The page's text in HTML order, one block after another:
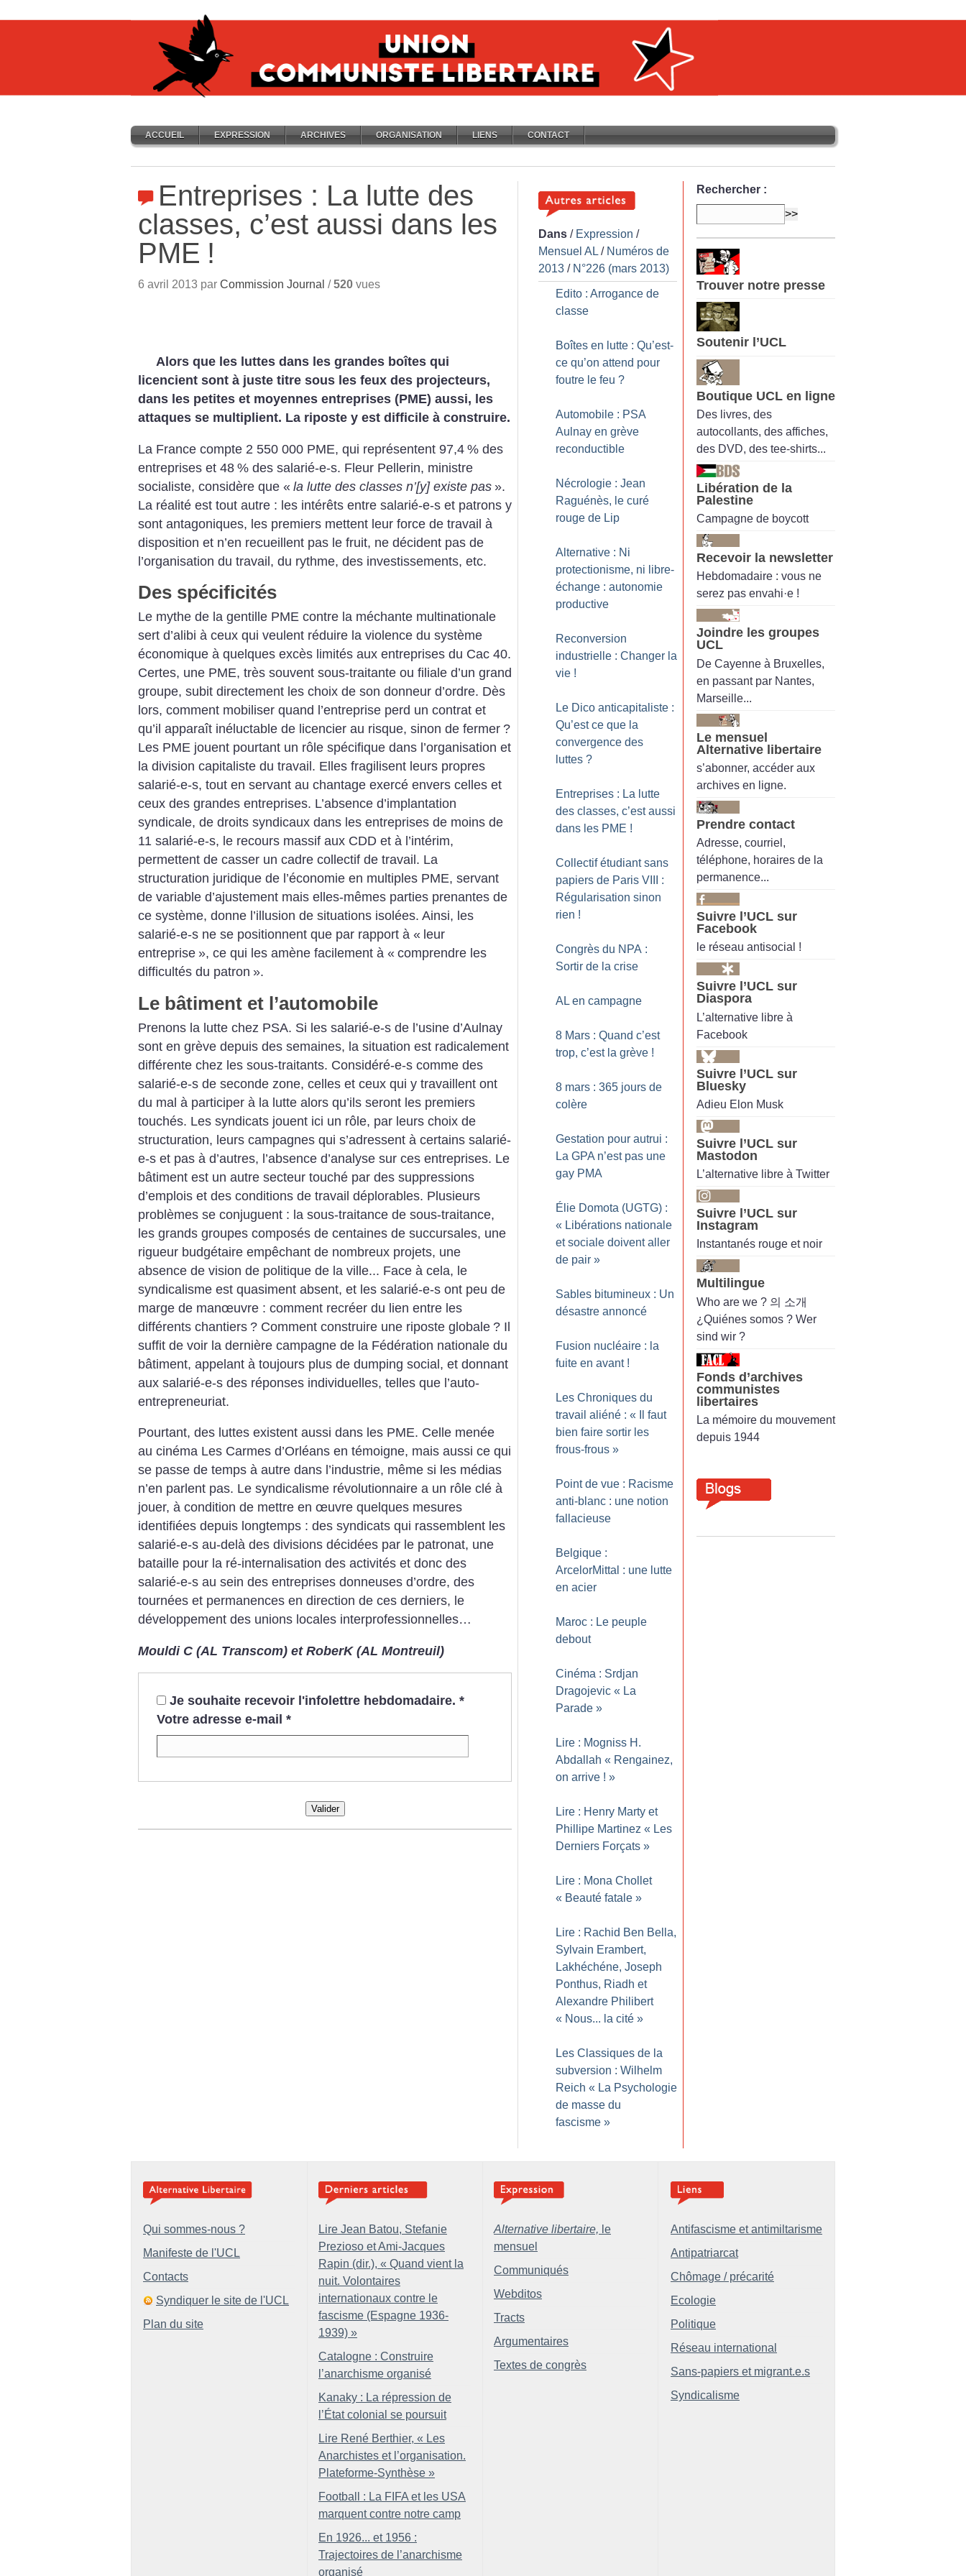
ACCUEIL EXPRESSION ARCHIVES ORGANISATION LIENS CONTACT
Entreprises : La lutte des
classes, c’est aussi dans les
PME !
6 avril 2013 par Commission Journal /520 vues
Alors que les luttes dans les grandes boîtes qui
licencient sont à juste titre sous les feux des projecteurs,
dans les petites et moyennes entreprises (PME) aussi, les
attaques se multiplient. La riposte y est difficile à construire.
La France compte 2 550 000 PME, qui représentent 97,4 % des
entreprises et 48 % des salarié-e-s. Fleur Pellerin, ministre
socialiste, considère que « la lutte des classes n’[y] existe pas ».
La réalité est tout autre : les intérêts entre salarié-e-s et patrons y
sont antagoniques, les premiers mettent leur force de travail à
disposition et n’en recueillent pas le fruit, ne décident pas de
l’organisation du travail, du rythme, des investissements, etc.
Des spécificités
Le mythe de la gentille PME contre la méchante multinationale
sert d’alibi à ceux qui veulent réduire la violence du système
économique à quelques excès limités aux entreprises du Cac 40.
Certes, une PME, très souvent sous-traitante ou filiale d’un grand
groupe, subit directement les choix de son donneur d’ordre. Dès
lors, comment mobiliser quand l’entreprise perd un contrat et
qu’il apparaît inéluctable de licencier au risque, sinon de fermer ?
Les PME jouent pourtant un rôle spécifique dans l’organisation et
la division capitaliste du travail. Elles fragilisent leurs propres
salarié-e-s, tout en servant au chantage exercé envers celles et
ceux des grandes entreprises. L’absence d’implantation
syndicale, de droits syndicaux dans les entreprises de moins de
11 salarié-e-s, le recours massif aux CDD et à l’intérim,
permettent de casser un cadre collectif de travail. La
structuration juridique de l’économie en multiples PME, servant
de variable d’ajustement mais elles-mêmes parties prenantes de
ce système, donne l’illusion de situations isolées. Ainsi, les
salarié-e-s ne se positionnent que par rapport à « leur
entreprise », ce qui les amène facilement à « comprendre les
difficultés du patron ».
Le bâtiment et l’automobile
Prenons la lutte chez PSA. Si les salarié-e-s de l’usine d’Aulnay
sont en grève depuis des semaines, la situation est radicalement
différente chez les sous-traitants. Considéré-e-s comme des
salarié-e-s de seconde zone, celles et ceux qui y travaillent ont
du mal à participer à la lutte alors qu’ils seront les premiers
touchés. Les syndicats jouent ici un rôle, par leurs choix de
structuration, leurs campagnes qui s’adressent à certains salarié-
e-s et pas à d’autres, l’absence d’analyse sur ces entreprises. Le
bâtiment est un autre secteur touché par des suppressions
d’emplois et des conditions de travail déplorables. Plusieurs
problèmes se conjuguent : la sous-traitance de sous-traitance,
les grands groupes composés de centaines de succursales, une
rigueur budgétaire empêchant de nombreux projets, une
absence de vision de politique de la ville... Face à cela, le
syndicalisme est quasiment absent, et les salarié-e-s ont peu de
marge de manœuvre : comment recréer du lien entre les
différents chantiers ? Comment construire une riposte globale ? Il
suffit de voir la dernière campagne de la Fédération nationale du
bâtiment, appelant à toujours plus de dumping social, et donnant
aux salarié-e-s des réponses individuelles, telles que l’auto-
entrepreneuriat.
Pourtant, des luttes existent aussi dans les PME. Celle menée
au cinéma Les Carmes d’Orléans en témoigne, mais aussi ce qui
se passe de temps à autre dans l’industrie, même si les médias
n’en parlent pas. Le syndicalisme révolutionnaire a un rôle clé à
jouer, à condition de mettre en œuvre quelques mesures
identifiées depuis longtemps : des syndicats qui rassemblent les
salarié-e-s au-delà des divisions décidées par le patronat, une
bataille pour la ré-internalisation des activités et donc des
salarié-e-s au sein des entreprises donneuses d’ordre, des
tournées et permanences en direction de ces derniers, le
développement des unions locales interprofessionnelles…
Mouldi C (AL Transcom) et RoberK (AL Montreuil)
Je souhaite recevoir l'infolettre hebdomadaire. *
Votre adresse e-mail *
Valider
Dans / Expression /
Mensuel AL / Numéros de
2013 / N°226 (mars 2013)
Edito : Arrogance de
classe
Boîtes en lutte : Qu’est-
ce qu’on attend pour
foutre le feu ?
Automobile : PSA
Aulnay en grève
reconductible
Nécrologie : Jean
Raguénès, le curé
rouge de Lip
Alternative : Ni
protectionisme, ni libre-
échange : autonomie
productive
Reconversion
industrielle : Changer la
vie !
Le Dico anticapitaliste :
Qu’est ce que la
convergence des
luttes ?
Entreprises : La lutte
des classes, c’est aussi
dans les PME !
Collectif étudiant sans
papiers de Paris VIII :
Régularisation sinon
rien !
Congrès du NPA :
Sortir de la crise
AL en campagne
8 Mars : Quand c’est
trop, c’est la grève !
8 mars : 365 jours de
colère
Gestation pour autrui :
La GPA n’est pas une
gay PMA
Élie Domota (UGTG) :
« Libérations nationale
et sociale doivent aller
de pair »
Sables bitumineux : Un
désastre annoncé
Fusion nucléaire : la
fuite en avant !
Les Chroniques du
travail aliéné : «
Il faut
bien faire sortir les
frous-frous »
Point de vue : Racisme
anti-blanc : une notion
fallacieuse
Belgique :
ArcelorMittal : une lutte
en acier
Maroc : Le peuple
debout
Cinéma : Srdjan
Dragojevic « La
Parade »
Lire : Mogniss H.
Abdallah « Rengainez,
on arrive ! »
Lire : Henry Marty et
Phillipe Martinez « Les
Derniers Forçats »
Lire : Mona Chollet
« Beauté fatale »
Lire : Rachid Ben Bella,
Sylvain Erambert,
Lakhéchéne, Joseph
Ponthus, Riadh et
Alexandre Philibert
« Nous... la cité »
Les Classiques de la
subversion : Wilhelm
Reich « La Psychologie
de masse du
fascisme »
Rechercher :
Trouver notre presse
Soutenir l’UCL
Boutique UCL en ligne
Des livres, des
autocollants, des affiches,
des DVD, des tee-shirts...
Libération de la
Palestine
Campagne de boycott
Recevoir la newsletter
Hebdomadaire : vous ne
serez pas envahi·e !
Joindre les groupes
UCL
De Cayenne à Bruxelles,
en passant par Nantes,
Marseille...
Le mensuel
Alternative libertaire
s’abonner, accéder aux
archives en ligne.
Prendre contact
Adresse, courriel,
téléphone, horaires de la
permanence...
Suivre l’UCL sur
Facebook
le réseau antisocial !
Suivre l’UCL sur
Diaspora
L’alternative libre à
Facebook
Suivre l’UCL sur
Bluesky
Adieu Elon Musk
Suivre l’UCL sur
Mastodon
L’alternative libre à Twitter
Suivre l’UCL sur
Instagram
Instantanés rouge et noir
Multilingue
Who are we ? 의 소개
¿Quiénes somos ? Wer
sind wir ?
Fonds d’archives
communistes
libertaires
La mémoire du mouvement
depuis 1944
Qui sommes-nous ?
Manifeste de l'UCL
Contacts
Syndiquer le site de l'UCL
Plan du site
Lire Jean Batou, Stefanie
Prezioso et Ami-Jacques
Rapin (dir.), « Quand vient la
nuit. Volontaires
internationaux contre le
fascisme (Espagne 1936-
1939) »
Catalogne : Construire
l’anarchisme organisé
Kanaky : La répression de
l’État colonial se poursuit
Lire René Berthier, « Les
Anarchistes et l’organisation.
Plateforme-Synthèse »
Football : La FIFA et les USA
marquent contre notre camp
En 1926... et 1956 :
Trajectoires de l’anarchisme
organisé
Alternative libertaire, le
mensuel
Communiqués
Webditos
Tracts
Argumentaires
Textes de congrès
Antifascisme et antimiltarisme
Antipatriarcat
Chômage / précarité
Ecologie
Politique
Réseau international
Sans-papiers et migrant.e.s
Syndicalisme